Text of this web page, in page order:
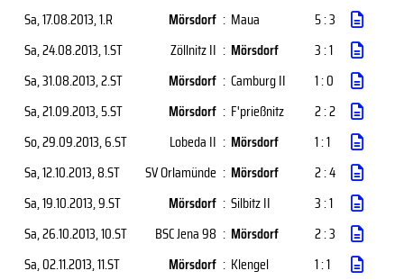
Sa, 17.08.2013, 1.R Mörsdorf : Maua
5 : 3
Sa, 24.08.2013, 1.ST Zöllnitz II : Mörsdorf
3 : 1
Sa, 31.08.2013, 2.ST Mörsdorf : Camburg II
1 : 0
Sa, 21.09.2013, 5.ST Mörsdorf : F'prießnitz
2 : 2
So, 29.09.2013, 6.ST Lobeda II : Mörsdorf
1 : 1
Sa, 12.10.2013, 8.ST SV Orlamünde : Mörsdorf
2 : 4
Sa, 19.10.2013, 9.ST Mörsdorf : Silbitz II
3 : 1
Sa, 26.10.2013, 10.ST BSC Jena 98 : Mörsdorf
2 : 3
Sa, 02.11.2013, 11.ST Mörsdorf : Klengel
1 : 1